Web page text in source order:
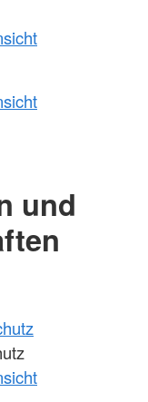
und